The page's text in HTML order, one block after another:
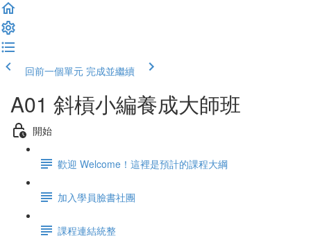
回前一個單元 完成並繼續
A01 斜槓小編養成大師班
開始
歡迎 Welcome！這裡是預計的課程大綱
加入學員臉書社團
課程連結統整